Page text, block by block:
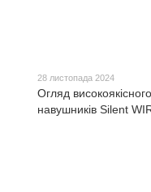
28 листопада 2024
Огляд
навушників Silent